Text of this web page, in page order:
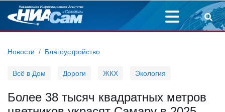
Новости Благоустройство
Всё в Дом Дороги ЖКХ Экология
Более 38 тысяч квадратных метров